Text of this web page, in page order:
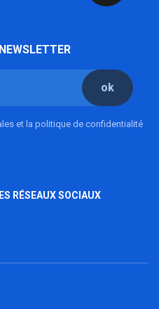
ok
et la politique de confidentialité
RÉSEAUX SOCIAUX